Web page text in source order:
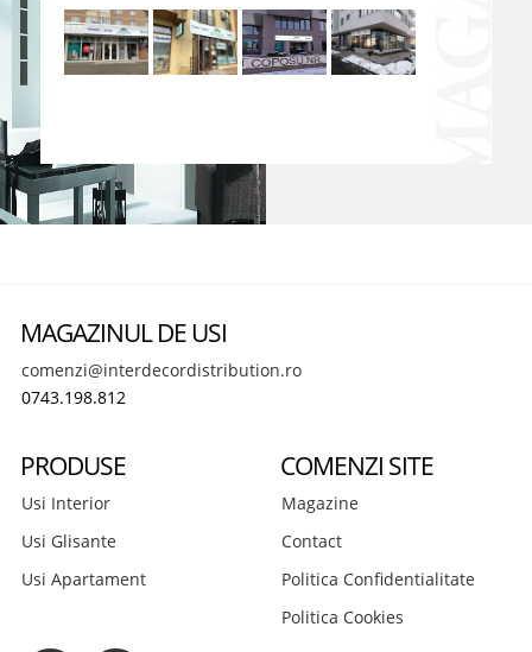
MAGAZINUL DE USI
comenzi@interdecordistribution.ro
0743.198.812
PRODUSE
Usi Interior
Usi Glisante
Usi Apartament
COMENZI SITE
Magazine
Contact
Politica Confidentialitate
Politica Cookies